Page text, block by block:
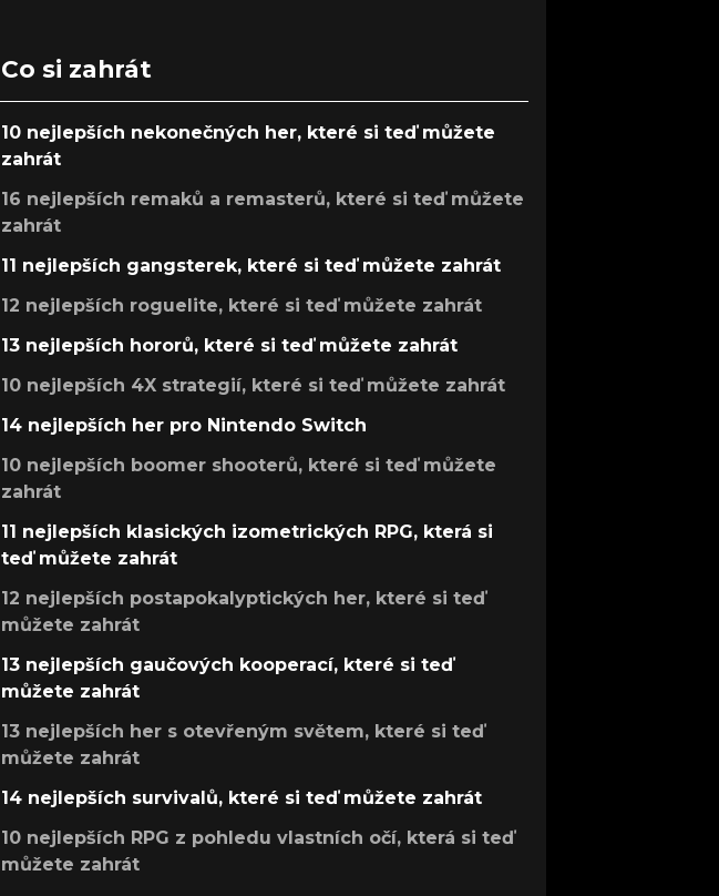
Co si zahrát
10 nejlepších nekonečných her, které si teď můžete
zahrát
16 nejlepších remaků a remasterů, které si teď můžete
zahrát
11 nejlepších gangsterek, které si teď můžete zahrát
12 nejlepších roguelite, které si teď můžete zahrát
13 nejlepších hororů, které si teď můžete zahrát
10 nejlepších 4X strategií, které si teď můžete zahrát
14 nejlepších her pro Nintendo Switch
10 nejlepších boomer shooterů, které si teď můžete
zahrát
11 nejlepších klasických izometrických RPG, která si
teď můžete zahrát
12 nejlepších postapokalyptických her, které si teď
můžete zahrát
13 nejlepších gaučových kooperací, které si teď
můžete zahrát
13 nejlepších her s otevřeným světem, které si teď
můžete zahrát
14 nejlepších survivalů, které si teď můžete zahrát
10 nejlepších RPG z pohledu vlastních očí, která si teď
můžete zahrát